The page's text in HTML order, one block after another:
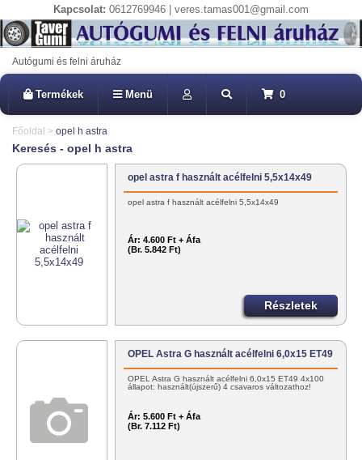
Kapcsolat: 0612769946 | veres.tamas001@gmail.com
Autógumi és felni áruház
Termékek Menü 0
Főoldal > opel h astra
Keresés - opel h astra
opel astra f használt acélfelni 5,5x14x49
opel astra f használt acélfelni 5,5x14x49
Ár: 4.600 Ft + Áfa
(Br. 5.842 Ft)
Részletek
OPEL Astra G használt acélfelni 6,0x15 ET49
OPEL Astra G használt acélfelni 6,0x15 ET49 4x100
állapot: használt(újszerű) 4 csavaros változathoz!
Ár: 5.600 Ft + Áfa
(Br. 7.112 Ft)